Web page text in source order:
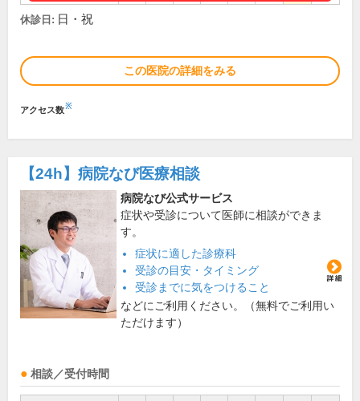
休診日: 日・祝
この医院の詳細をみる
アクセス数※
【24h】 病院なび医療相談
病院なび公式サービス
症状や受診について医師に相談ができま
す。
症状に適した診療科
受診の目安・タイミング
受診までに気をつけること
などにご利用ください。（無料でご利用い
ただけます）
相談／受付時間